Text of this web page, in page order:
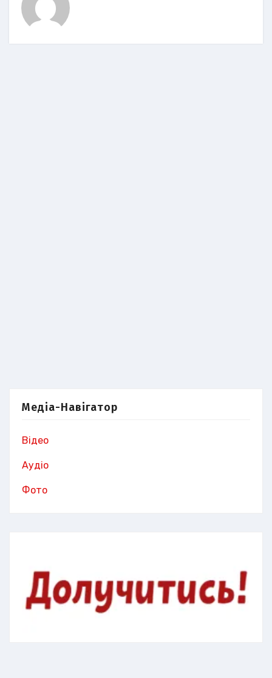
Медіа-Навігатор
Відео
Аудіо
Фото